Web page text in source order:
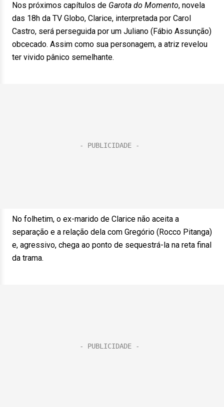
Nos próximos capítulos de Garota do Momento, novela
das 18h da TV Globo, Clarice, interpretada por Carol
Castro, será perseguida por um Juliano (Fábio Assunção)
obcecado. Assim como sua personagem, a atriz revelou
ter vivido pânico semelhante.
No folhetim, o ex-marido de Clarice não aceita a
separação e a relação dela com Gregório (Rocco Pitanga)
e, agressivo, chega ao ponto de sequestrá-la na reta final
da trama.